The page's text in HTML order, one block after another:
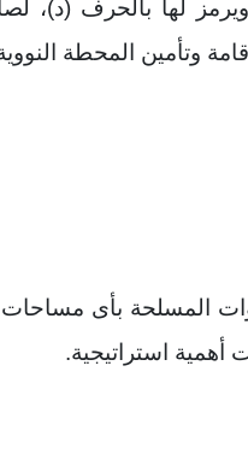
ويرمز لها بالحرف (د)،
وتأمين المحطة
المسلحة بأى
أهمية استراتيجية.